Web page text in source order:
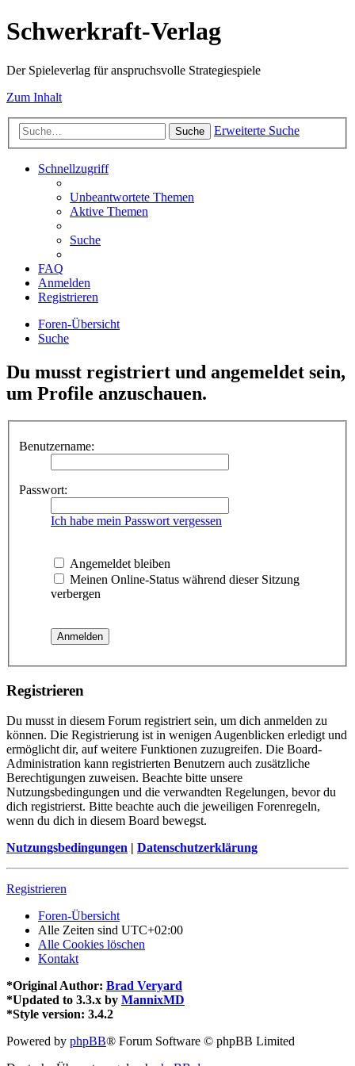
Schwerkraft-Verlag
Der Spieleverlag für anspruchsvolle Strategiespiele
Zum Inhalt
Suche Erweiterte Suche
Schnellzugriff
Unbeantwortete Themen
Aktive Themen
Suche
FAQ
Anmelden
Registrieren
Foren-Übersicht
Suche
Du musst registriert und angemeldet sein,
um Profile anzuschauen.
Benutzername:
Passwort:
Ich habe mein Passwort vergessen
Angemeldet bleiben
Meinen Online-Status während dieser Sitzung
verbergen
Registrieren
Du musst in diesem Forum registriert sein, um dich anmelden zu
können. Die Registrierung ist in wenigen Augenblicken erledigt und
ermöglicht dir, auf weitere Funktionen zuzugreifen. Die Board-
Administration kann registrierten Benutzern auch zusätzliche
Berechtigungen zuweisen. Beachte bitte unsere
Nutzungsbedingungen und die verwandten Regelungen, bevor du
dich registrierst. Bitte beachte auch die jeweiligen Forenregeln,
wenn du dich in diesem Board bewegst.
Nutzungsbedingungen | Datenschutzerklärung
Registrieren
Foren-Übersicht
Alle Zeiten sind UTC+02:00
Alle Cookies löschen
Kontakt
*Original Author: Brad Veryard
*Updated to 3.3.x by MannixMD
*Style version: 3.4.2
Powered by phpBB® Forum Software © phpBB Limited